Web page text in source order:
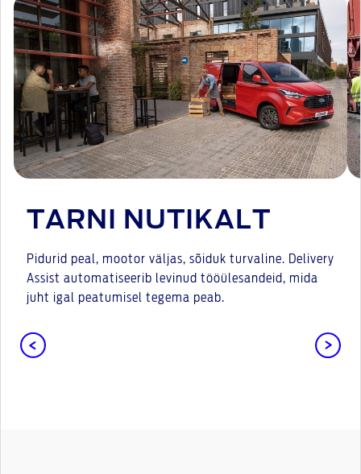
TARNI NUTIKALT
Pidurid peal, mootor väljas, sõiduk turvaline. Delivery
Assist automatiseerib levinud tööülesandeid, mida
juht igal peatumisel tegema peab.